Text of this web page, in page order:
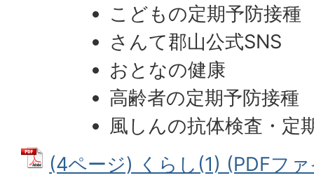
こどもの定期予防接種
さんて郡山公式SNS
おとなの健康
高齢者の定期予防接種
風しんの抗体検査・定
(4ページ) くらし(1) (PDFフ